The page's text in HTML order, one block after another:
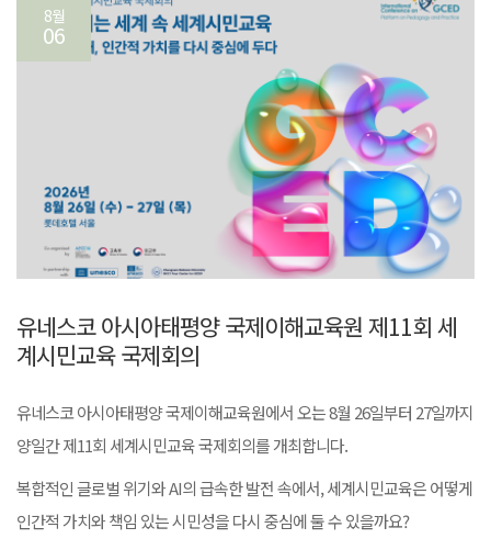
8월
06
유네스코 아시아태평양 국제이해교육원 제11회 세
계시민교육 국제회의
유네스코 아시아태평양 국제이해교육원에서 오는 8월 26일부터 27일까지
양일간 제11회 세계시민교육 국제회의를 개최합니다.
복합적인 글로벌 위기와 AI의 급속한 발전 속에서, 세계시민교육은 어떻게
인간적 가치와 책임 있는 시민성을 다시 중심에 둘 수 있을까요?